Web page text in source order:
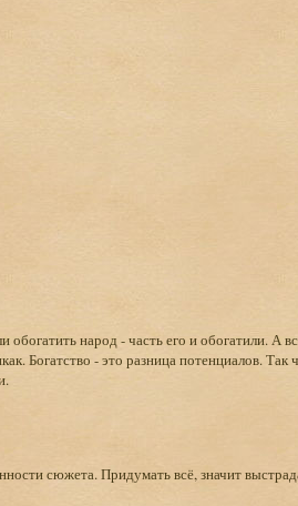
народ - часть его и обогатили. А
Богатство - это разница потенциалов. Так
сюжета. Придумать всё, значит